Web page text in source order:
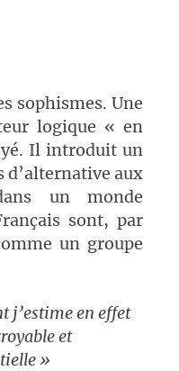
sophismes. Une
logique « en
Il introduit un
d’alternative aux
un monde
sont, par
un groupe
j’estime en effet
et
»